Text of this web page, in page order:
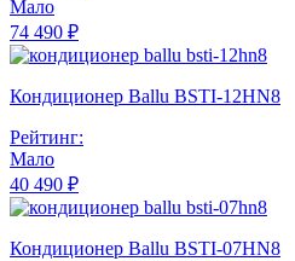
Мало
74 490 ₽
Кондиционер Ballu BSTI-12HN8
Рейтинг:
Мало
40 490 ₽
Кондиционер Ballu BSTI-07HN8